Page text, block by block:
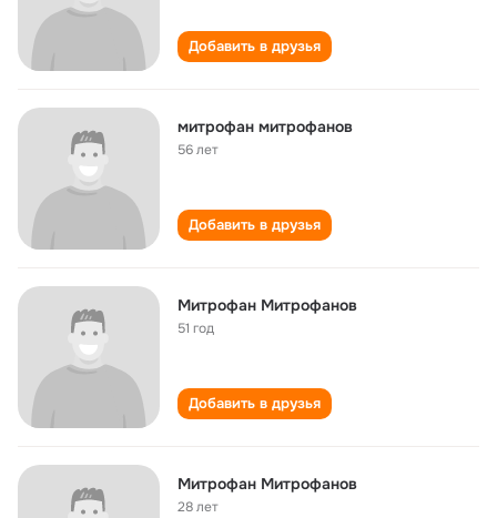
Добавить в друзья
митрофан митрофанов
56 лет
Добавить в друзья
Митрофан Митрофанов
51 год
Добавить в друзья
Митрофан Митрофанов
28 лет